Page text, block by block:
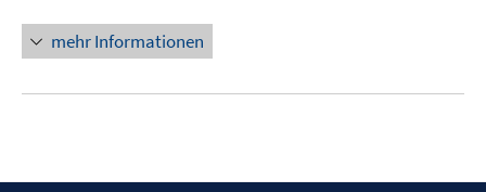
mehr Informationen